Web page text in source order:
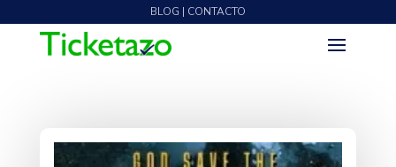
BLOG | CONTACTO